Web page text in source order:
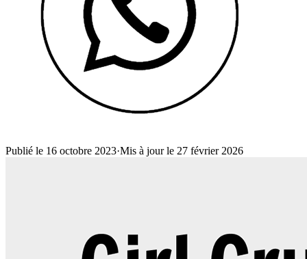
Publié le 16 octobre 2023·Mis à jour le 27 février 2026